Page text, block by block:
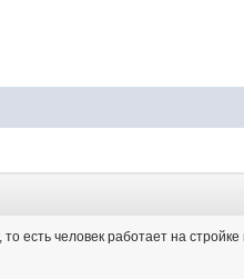
есть человек работает на